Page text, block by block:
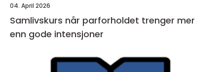
04. April 2026
Samlivskurs når parforholdet trenger mer
enn gode intensjoner